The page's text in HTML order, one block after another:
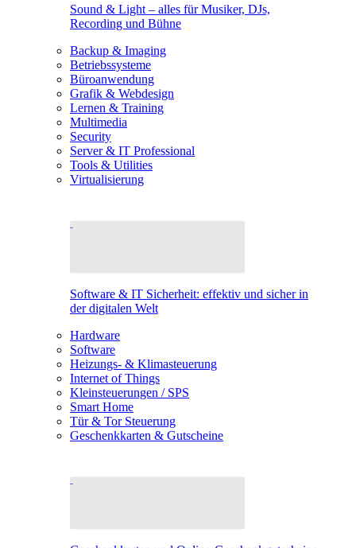
Sound & Light – alles für Musiker, DJs,
Recording und Bühne
Backup & Imaging
Betriebssysteme
Büroanwendung
Grafik & Webdesign
Lernen & Training
Multimedia
Security
Server & IT Professional
Tools & Utilities
Virtualisierung
Software & IT Sicherheit: effektiv und sicher in
der digitalen Welt
Hardware
Software
Heizungs- & Klimasteuerung
Internet of Things
Kleinsteuerungen / SPS
Smart Home
Tür & Tor Steuerung
Geschenkkarten & Gutscheine